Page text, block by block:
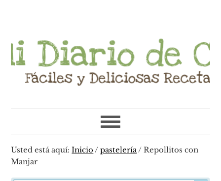
principal
principal
barra
lateral
primaria
de
página
Usted está aquí:Inicio / pastelería/ Repollitos con
Manjar